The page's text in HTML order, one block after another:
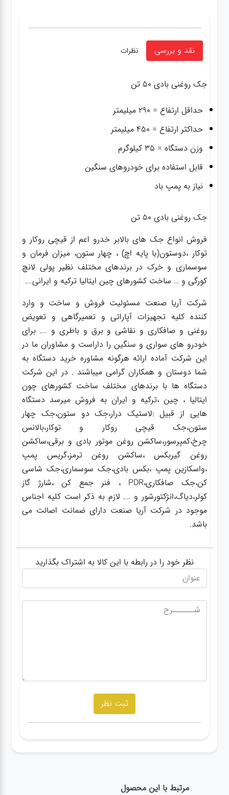
نقد و بررسی نظرات
جک روغنی بادی ۵۰ تن
حداقل ارتفاع = ۲۹۰ میلیمتر
حداکثر ارتفاع = ۴۵۰ میلیمتر
وزن دستگاه = ۳۵ کیلوگرم
قابل استفاده برای خودروهای سنگین
نیاز به پمپ باد
جک روغنی بادی ۵۰ تن
فروش انواع جک های بالابر خدرو اعم از قیچی روکار و
توکار ،دوستون(با پایه اچ) ، چهار ستون، میزان فرمان و
سوسماری و خرک در برندهای مختلف نظیر پولی لانچ
کورگی و … ساخت کشورهای چین ایتالیا ترکیه و ایرانی….
شرکت آریا صنعت مسئولیت فروش و ساخت و وارد
کننده کلیه تجهیزات آپاراتی و تعمیرگاهی و تعویض
روغنی و صافکاری و نقاشی و برق و باطری و …. برای
خودرو های سواری و سنگین را داراست و مشاوران ما در
این شرکت آماده ارائه هرگونه مشاوره خرید دستگاه به
شما دوستان و همکاران گرامی میباشند . در این شرکت
دستگاه ها با برندهای مختلف ساخت کشورهای چون
ایتالیا ، چین ،ترکیه و ایران به فروش میرسد دستگاه
هایی از قبیل :لاستیک درار،جک دو ستون،جک چهار
ستون،جک قیچی روکار و توکار،بالانس
چرخ،کمپرسور،ساکشن روغن موتور بادی و برقی،ساکشن
روغن گیربکس ،ساکشن روغن ترمز،گریس پمپ
،واسکازین پمپ ،بکس بادی،جک سوسماری،جک شاسی
کن،جک صافکاری،PDR ، فنر جمع کن ،شارژ گاز
کولر،دیاگ،انژکتورشور و …. لازم به ذکر است کلیه اجناس
موجود در شرکت آریا صنعت دارای ضمانت اصالت می
باشد.
نظر خود را در رابطه با این کالا به اشتراک بگذارید
مرتبط با این محصول